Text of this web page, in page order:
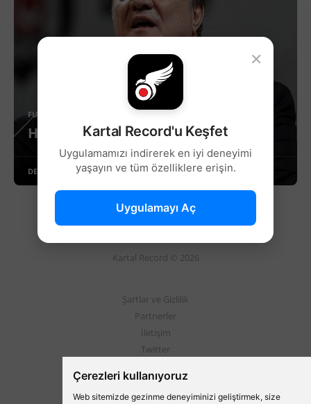
Çerezleri kullanıyoruz
Web sitemizde gezinme deneyiminizi geliştirmek, size
FUTBOL
Hasan Arat'tan tarihi konuşma!
DEVAMINI OKU
Kartal Record © 2026
Şartlar ve Gizlilik
Partnerler
İletişim
Twitter
×
Kartal Record'u Keşfet
Uygulamamızı indirerek en iyi deneyimi
yaşayın ve tüm özelliklere erişin.
Uygulamayı Aç